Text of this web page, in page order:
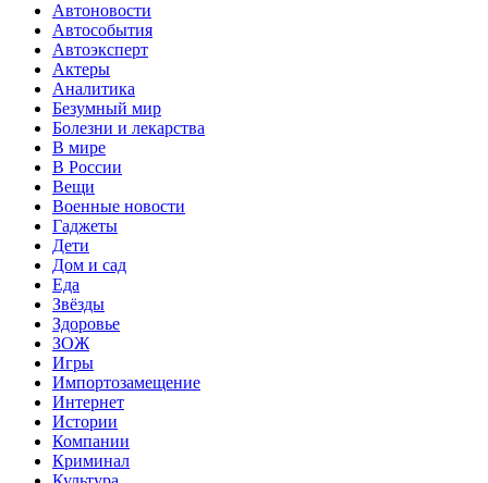
Автоновости
Автособытия
Автоэксперт
Актеры
Аналитика
Безумный мир
Болезни и лекарства
В мире
В России
Вещи
Военные новости
Гаджеты
Дети
Дом и сад
Еда
Звёзды
Здоровье
ЗОЖ
Игры
Импортозамещение
Интернет
Истории
Компании
Криминал